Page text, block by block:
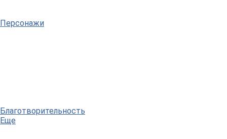
Персонажи
Благотворительность
Еще